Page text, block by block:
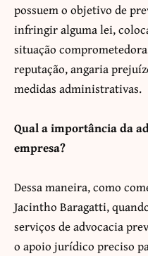
possuem o objetivo de
infringir alguma lei,
situação
reputação, angaria
medidas administrativas.
Qual a importância da
empresa?
Dessa maneira, como
Jacintho Baragatti,
serviços de advocacia
o apoio jurídico preciso